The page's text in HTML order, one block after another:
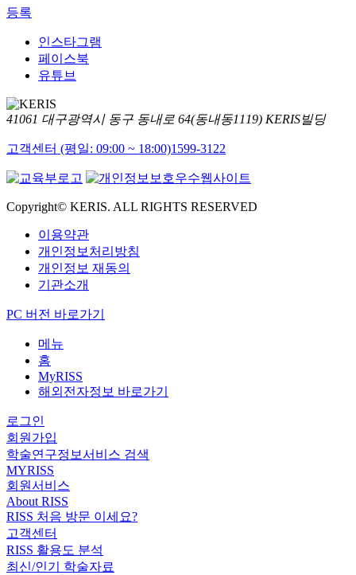
등록
인스타그램
페이스북
유튜브
41061 대구광역시 동구 동내로 64(동내동1119) KERIS빌딩
고객센터 (평일: 09:00 ~ 18:00)1599-3122
Copyright© KERIS. ALL RIGHTS RESERVED
이용약관
개인정보처리방침
개인정보 재동의
기관소개
PC 버전 바로가기
메뉴
홈
MyRISS
해외전자정보 바로가기
로그인
회원가입
학술연구정보서비스 검색
MYRISS
회원서비스
About RISS
RISS 처음 방문 이세요?
고객센터
RISS 활용도 분석
최신/인기 학술자료